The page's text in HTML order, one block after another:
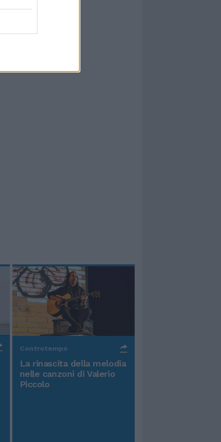
Controtempo
La rinascita della melodia
nelle canzoni di Valerio
Piccolo